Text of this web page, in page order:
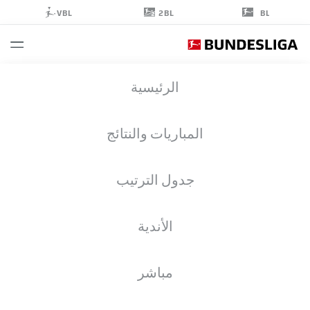
BL
2BL
VBL
الرئيسية
المباريات والنتائج
جدول الترتيب
الأندية
مباشر